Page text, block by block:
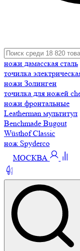
ножи дамасская сталь
точилка
ножи Золинген
точилка для ножей
ножи фронтальные
Leatherman мультитул
Benchmade Bugout
Wüsthof Classic
нож Spyderco
МОСКВА